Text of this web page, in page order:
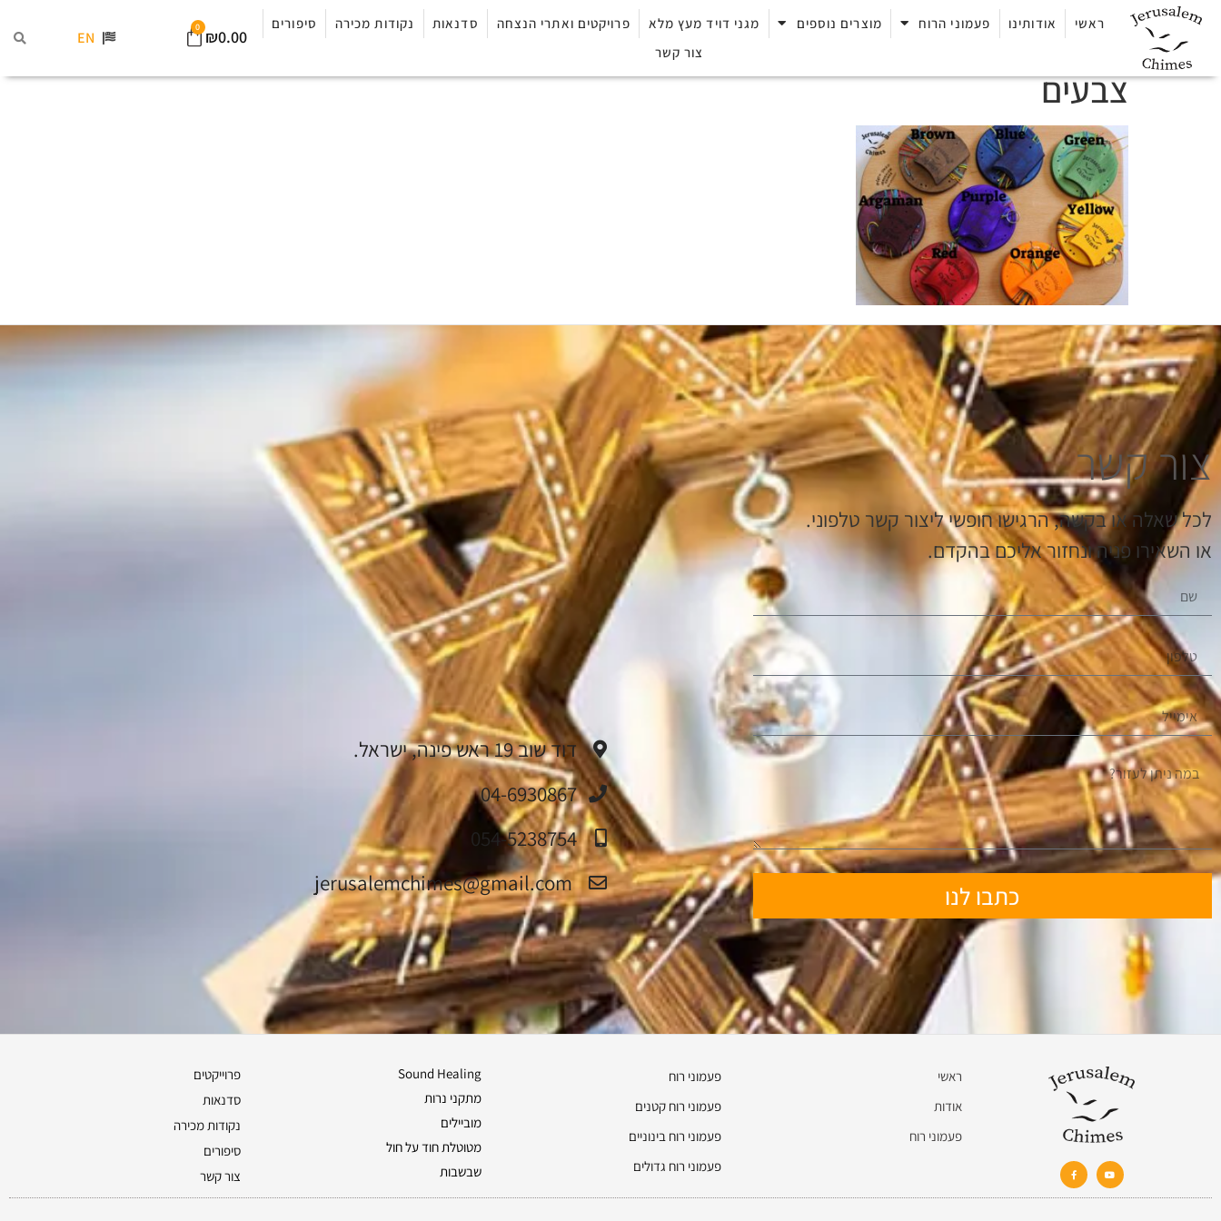
ראשי אודותינו פעמוני הרוח מוצרים נוספים מגני דויד מעץ מלא פרויקטים ואתרי הנצחה סדנאות נקודות מכירה
סיפורים
צור קשר
₪0.00
0
EN
צבעים
צור קשר
לכל שאלה או בקשה, הרגישו חופשי ליצור קשר טלפוני.
או השאירו פניה ונחזור אליכם בהקדם.
כתבו לנו
דוד שוב 19 ראש פינה, ישראל.
04-6930867
054-5238754
jerusalemchimes@gmail.com‏
ראשי
אודות
פעמוני רוח
פעמוני רוח
פעמוני רוח קטנים
פעמוני רוח בינוניים
פעמוני רוח גדולים
Sound Healing
מתקני נרות
מוביילים
מטוטלת חוד על חול
שבשבות
פרוייקטים
סדנאות
נקודות מכירה
סיפורים
צור קשר